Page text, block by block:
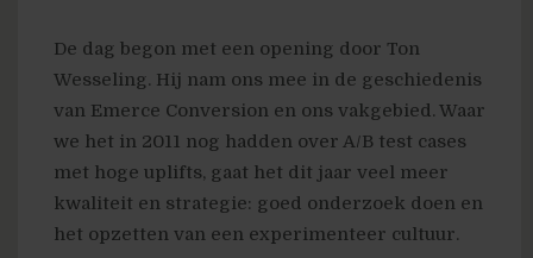
De dag begon met een opening door Ton
Wesseling. Hij nam ons mee in de geschiedenis
van Emerce Conversion en ons vakgebied. Waar
we het in 2011 nog hadden over A/B test cases
met hoge uplifts, gaat het dit jaar veel meer
kwaliteit en strategie: goed onderzoek doen en
het opzetten van een experimenteer cultuur.